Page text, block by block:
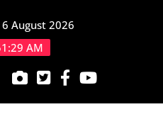
August 2026
AM